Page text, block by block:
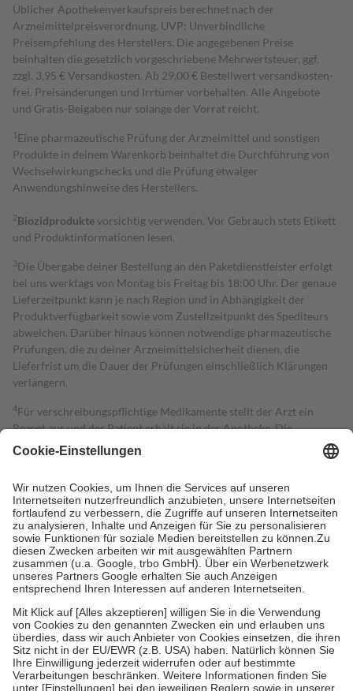
Üblicher Apothekenverkaufspreis berechnet nach der
Arzneimittelpreisverordnung. UVP: Unverbindliche
Preisempfehlung des Herstellers. Die angegebenen Preise
beinhalten die gesetzlich vorgeschriebene Mehrwertsteuer, ggf.
zzgl. 3,95 € Versandkosten. Ab 29,00 € Bestell­wert versand­kosten­
frei. Preisänderungen und Irrtümer vorbehalten. Alle Angebote
und Gratis-Beigaben nur solange der Vorrat reicht.
1 Eine pharmazeutische Prüfung der Arzneimittel und sonstigen
Produkte in deinem Warenkorb beinhaltet die Durchführung von
Wechselwirkungschecks und die Prüfung etwaiger
Anwendungshinweise des Herstellers.
2Biozidproduktevorsichtig verwenden. Vor Gebrauch stets Etikett
und Produktinformationen lesen.
3Die Übergabe deiner Bestellung an den Paketdienstleister erfolgt
bei uns werktags von Montag bis Freitag bis 18:00 Uhr. Der genaue
Lieferzeitpunkt kann je nach Region und in Abhängigkeit der
Produktverfügbarkeit sowie vom Zustellzeitpunkt des Spediteurs
abweichen. Darüber hinaus können notwendige pharmazeutische
Prüfungen, die zu deiner Arzneimittelsicherheit dienen, die
Lieferfrist um die Dauer der Prüfungen einschließlich Klärungen
verlängern.
4Für verschreibungspflichtige Medikamente stellt der Arzt ein
Rezept aus und der Patient erhält sie in der Apotheke. Die
gesetzliche Krankenversicherung übernimmt in der Regel die
Kosten dafür, der Versicherte trägt einen Teil davon als Zuzahlung
Grundsätzlich leisten Mitglieder Zuzahlungen in Höhe von zehn
Prozent des Abgabepreises,mindestens jedochfünf Euround
höchstens zehn Euro.Es sind jedoch nie mehr als die tatsächlichen
Kosten der Leistung zu entrichten.
Diese Regeln gelten grundsätzlich auch für Online-Apotheken.
Bei Heilmitteln und häuslicher Krankenpflege beträgt die
Zuzahlung zehn Prozent der Kosten sowie zehn Euro je
Verordnung.
Um das Engagement der Versicherten für ihre eigene Gesundheit zu
stärken und die besondere Stellung der Familie zu unterstützen,
fallenkeine Zuzahlungenan bei:
• Kindern und Jugendlichen bis zum vollendeten 18. Lebensjahr